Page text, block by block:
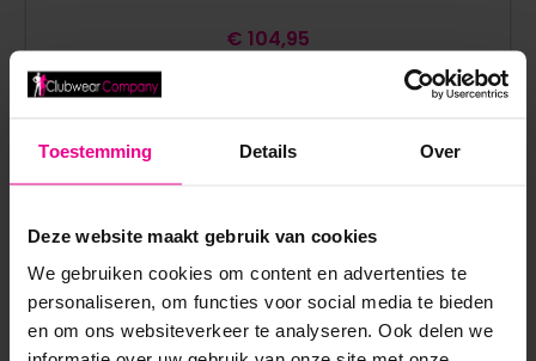
Toestemming Details Over
Deze website maakt gebruik van cookies
We gebruiken cookies om content en advertenties te
personaliseren, om functies voor social media te bieden
en om ons websiteverkeer te analyseren. Ook delen we
€ 104,95